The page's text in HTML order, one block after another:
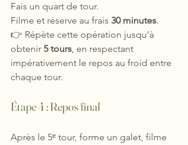
Fais un quart de tour.
Filme et réserve au frais 30 minutes.
👉 Répète cette opération jusqu’à
obtenir 5 tours, en respectant
impérativement le repos au froid entre
chaque tour.
Étape 4 : Repos final
Après le 5ᵉ tour, forme un galet, filme